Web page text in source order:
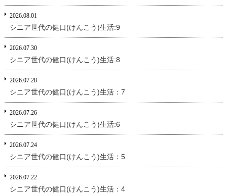
2026.08.01
シニア世代の健口(けんこう)生活:9
2026.07.30
シニア世代の健口(けんこう)生活:8
2026.07.28
シニア世代の健口(けんこう)生活：7
2026.07.26
シニア世代の健口(けんこう)生活:6
2026.07.24
シニア世代の健口(けんこう)生活：5
2026.07.22
シニア世代の健口(けんこう)生活：4